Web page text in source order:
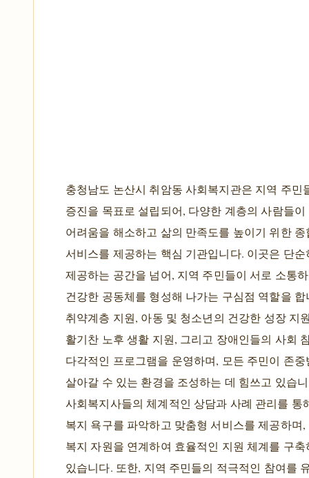
충청남도 논산시 취암동 사회복지관은 지역 주민
증진을 목표로 설립되어, 다양한 계층의 사람들이
어려움을 해소하고 삶의 만족도를 높이기 위한
서비스를 제공하는 핵심 기관입니다. 이곳은 단
제공하는 공간을 넘어, 지역 주민들이 서로 소통
건강한 공동체를 형성해 나가는 구심점 역할을 합
취약계층 지원, 아동 및 청소년의 건강한 성장 지
활기찬 노후 생활 지원, 그리고 장애인들의 사회
다각적인 프로그램을 운영하며, 모든 주민이 존
살아갈 수 있는 환경을 조성하는 데 힘쓰고 있습
사회복지사들의 체계적인 상담과 사례 관리를 통
복지 욕구를 파악하고 맞춤형 서비스를 제공하며
복지 자원을 연계하여 효율적인 지원 체계를 구축
있습니다. 또한, 지역 주민들의 적극적인 참여를